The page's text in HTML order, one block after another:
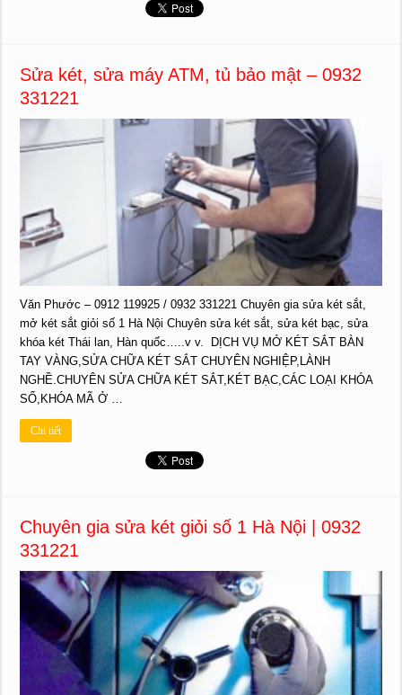
Sửa két, sửa máy ATM, tủ bảo mật – 0932
331221
Văn Phước – 0912 119925 / 0932 331221 Chuyên gia sửa két sắt,
mở két sắt giỏi số 1 Hà Nội Chuyên sửa két sắt, sửa két bạc, sửa
khóa két Thái lan, Hàn quốc…..v v. DỊCH VỤ MỞ KÉT SẮT BÀN
TAY VÀNG,SỬA CHỮA KÉT SẮT CHUYÊN NGHIỆP,LÀNH
NGHỀ.CHUYÊN SỬA CHỮA KÉT SẮT,KÉT BẠC,CÁC LOẠI KHÓA
SỐ,KHÓA MÃ Ở …
Chi tiết
Chuyên gia sửa két giỏi số 1 Hà Nội | 0932
331221